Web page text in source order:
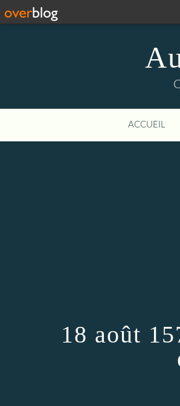
ACCUEIL
18 août